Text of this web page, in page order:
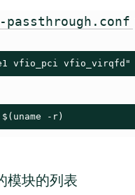
vfio_pci vfio_virqfd"
-r)
模块的列表